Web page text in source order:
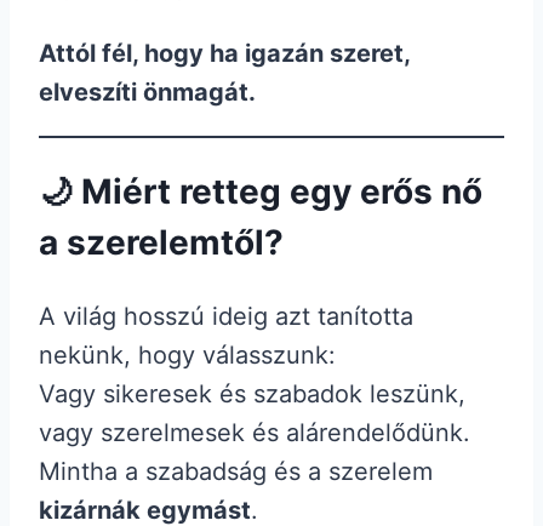
Attól fél, hogy ha igazán szeret,
elveszíti önmagát.
🌙 Miért retteg egy erős nő
a szerelemtől?
A világ hosszú ideig azt tanította
nekünk, hogy válasszunk:
Vagy sikeresek és szabadok leszünk,
vagy szerelmesek és alárendelődünk.
Mintha a szabadság és a szerelem
kizárnák egymást.